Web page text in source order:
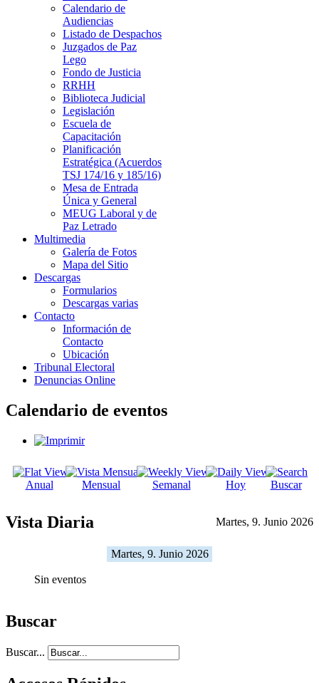
Calendario de
Audiencias
Listado de Despachos
Juzgados de Paz
Lego
Fondo de Justicia
RRHH
Biblioteca Judicial
Legislación
Escuela de
Capacitación
Planificación
Estratégica (Acuerdos
TSJ 174/16 y 185/16)
Mesa de Entrada
Única y General
MEUG Laboral y de
Paz Letrado
Multimedia
Galería de Fotos
Mapa del Sitio
Descargas
Formularios
Descargas varias
Contacto
Información de
Contacto
Ubicación
Tribunal Electoral
Denuncias Online
Calendario de eventos
Anual Mensual Semanal Hoy Buscar
Vista Diaria Martes, 9. Junio 2026
Martes, 9. Junio 2026
Sin eventos
Buscar
Buscar...